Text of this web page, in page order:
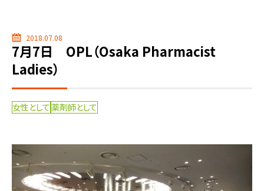
2018.07.08
7月7日 OPL（Osaka Pharmacist
Ladies）
女性として 薬剤師として